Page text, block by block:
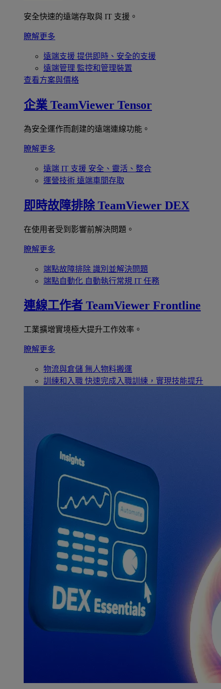
安全快速的遠端存取與 IT 支援。
瞭解更多
遠端支援 提供即時、安全的支援
遠端管理 監控和管理裝置
查看方案與價格
企業 TeamViewer Tensor
為安全運作而創建的遠端連線功能。
瞭解更多
遠端 IT 支援 安全、靈活、整合
運營技術 遠端車間存取
即時故障排除 TeamViewer DEX
在使用者受到影響前解決問題。
瞭解更多
端點故障排除 識別並解決問題
端點自動化 自動執行常規 IT 任務
連線工作者 TeamViewer Frontline
工業擴增實境極大提升工作效率。
瞭解更多
物流與倉儲 無人物料搬運
訓練和入職 快速完成入職訓練，實現技能提升